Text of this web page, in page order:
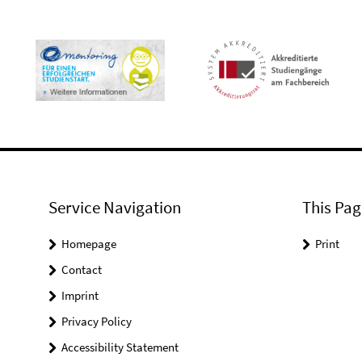
Service Navigation
Homepage
Contact
Imprint
Privacy Policy
Accessibility Statement
This
Print